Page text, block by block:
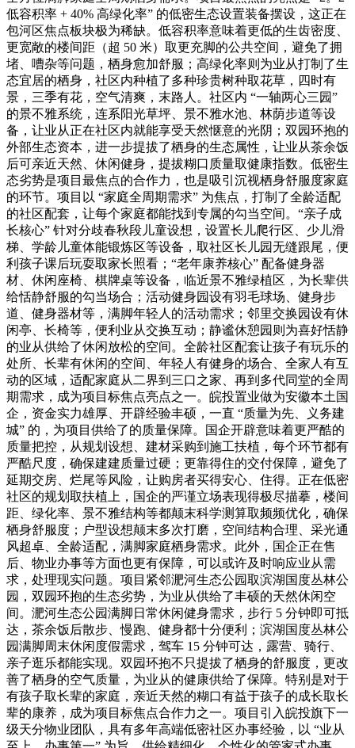
低容积率 + 40% 高绿化率” 的低密生态设置装备摆设，这正在
包河区焦点板块极为稀缺。低容积率意味着更低的生齿密度、
更宽敞的楼间距（超 50 米）取更充脚的公共空间，避免了拥
堵、嘈杂等问题，栖身愈加舒服；高绿化率则为业从打制了生
态宜居的栖身，社区内种植了多种珍贵树种取花草，四时有
景，三季有花，空气清爽，末路人。社区内 “一轴两心三园”
的景不雅系统，连系阳光草坪、景不雅水池、林荫步道等设
备，让业从正在社区内就能享受天然惬意的光阴；双园环抱的
外部生态资本，进一步提拔了栖身的生态属性，让业从茶余饭
后可亲近天然、休闲健身，提拔糊口质量取健康指数。低密生
态劣势是项目最焦点的合作力，也是吸引沉视栖身舒服度家庭
的环节。项目以 “家庭全周期需求” 为焦点，打制了全龄适配
的社区配套，让每个家庭都能找到专属的勾当空间。“亲子成
长核心” 针对分歧春秋段儿童设想，设置长儿爬行区、少儿滑
梯、学龄儿童体能锻炼区等设备，取社区长儿园无缝跟尾，便
利孩子课后玩耍取家长照看；“老年康养核心” 配备健身器
材、休闲座椅、棋牌桌等设备，临近景不雅绿植区，为长辈供
给恬静舒服的勾当场合；活动健身园设有羽毛球场、健身步
道、健身器材等，满脚年轻人的活动需求；邻里交换园设有休
闲亭、长椅等，便利业从交换互动；静谧休憩园则为喜好恬静
的业从供给了休闲放松的空间。全龄社区配套让孩子有玩乐的
处所、长辈有休闲的空间、年轻人有健身的场合、全家人有互
动的区域，适配家庭从二界到三口之家、再到多代同堂的全周
期需求，成为项目标焦点亮点之一。皖投置业做为安徽本土国
企，资金实力雄厚、开辟经验丰硕，一直 “质量为先、义务建
城” 的，为项目供给了的质量保障。国企开辟意味着更严酷的
质量把控，从规划设想、建材采购到施工扶植，每个环节都有
严酷尺度，确保建建质量过硬；更靠得住的交付保障，避免了
延期交房、烂尾等风险，让购房者买得安心、住得。正在低密
社区的规划取扶植上，国企的严谨立场表现得极尽描摹，楼间
距、绿化率、景不雅结构等都颠末科学测算取频频优化，确保
栖身舒服度；户型设想颠末多次打磨，空间结构合理、采光通
风超卓、全龄适配，满脚家庭栖身需求。此外，国企正在售
后、物业办事等方面也更有保障，可以或许及时响应业从需
求，处理现实问题。项目紧邻淝河生态公园取滨湖国度丛林公
园，双园环抱的生态劣势，为业从供给了丰硕的天然休闲空
间。淝河生态公园满脚日常休闲健身需求，步行 5 分钟即可抵
达，茶余饭后散步、慢跑、健身都十分便利；滨湖国度丛林公
园满脚周末休闲度假需求，驾车 15 分钟可达，露营、骑行、
亲子逛乐都能实现。双园环抱不只提拔了栖身的舒服度，更改
善了栖身的空气质量，为业从的健康供给了保障。特别是对于
有孩子取长辈的家庭，亲近天然的糊口有益于孩子的成长取长
辈的康养，成为项目标焦点合作力之一。项目引入皖投旗下一
级天分物业团队，具有多年高端低密社区办事经验，以 “业从